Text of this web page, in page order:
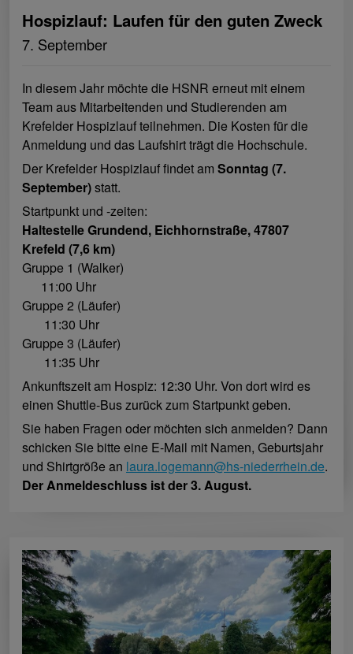
Hospizlauf: Laufen für den guten Zweck
7. September
In diesem Jahr möchte die HSNR erneut mit einem
Team aus Mitarbeitenden und Studierenden am
Krefelder Hospizlauf teilnehmen. Die Kosten für die
Anmeldung und das Laufshirt trägt die Hochschule.
Der Krefelder Hospizlauf findet am Sonntag (7.
September)statt.
Startpunkt und -zeiten:
Haltestelle Grundend, Eichhornstraße, 47807
Krefeld (7,6 km)
Gruppe 1 (Walker)
11:00 Uhr
Gruppe 2 (Läufer)
11:30 Uhr
Gruppe 3 (Läufer)
11:35 Uhr
Ankunftszeit am Hospiz: 12:30 Uhr. Von dort wird es
einen Shuttle-Bus zurück zum Startpunkt geben.
Sie haben Fragen oder möchten sich anmelden? Dann
schicken Sie bitte eine E-Mail mit Namen, Geburtsjahr
und Shirtgröße an laura.logemann@hs-niederrhein.de.
Der Anmeldeschluss ist der 3. August.